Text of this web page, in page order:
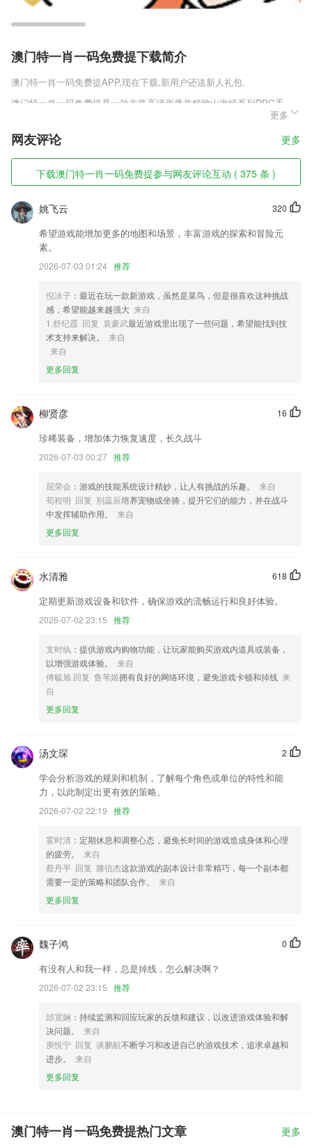
澳门特一肖一码免费提下载简介
澳门特一肖一码免费提APP,现在下载,新用户还送新人礼包.
澳门特一肖一码免费提是一款非常高清画质并精致山海经系列RPG手
游，多支线剧情开启，转职互动，多样的挑战来袭，随意解锁神器，赶尽
杀绝妖魔，更多精彩等你体验，神秘大招释放，碾压诸神妖魔，肆虐砍
杀，盛世仙途自由闯荡，横行天地之间，超大的地图探索，等级装备收
集，大型团战竞技开启，尽情的打怪除魔，割草问鼎天地，一切等你来主
1,一键扫描，方便快捷操作；
2,*目标当前所在位置的街景查看；
3,一个特别流畅的运输平台，提供了超多不同类型的货车。
5,知识归纳，定理、方法、解题重点归纳。
6,自主学习引擎、学习管理系统
澳门特一肖一码免费提软件优势
1.主题讨论，在教学课程中参与主体讨论，很多问题互动，课堂上积极的
2.英语题库：名师精选英语考题，听力阅读翻译写作，逐个专项强化模拟
训练；
3.· 好友关注模块让你看到好友的练习情况.
4.卓灿教育国际集团旗下品牌
5.三分钟快学只要你敢于尝试，一节公开课就能为你打开新世界的大门。
6.知识点练习,查漏补缺,循序渐进
澳门特一肖一码免费提更新了什么?
OA审批新增草稿箱，复杂表单可一键保存，快速启用，员工使用更方
便。
修复阅读漫画出现位置定位不正确BUG；
优化用户的操作体验
优化系统设置，更新BUG
商家可使用验证码登录，登录更快捷。
联系我们
以上就是澳门特一肖一码免费提的介绍，如果您喜欢这款软件，您可以到
应用商店进行打分评论，说出您的使用经历，以帮助我们更好的对产品进
更多
网友评论 更多
下载澳门特一肖一码免费提参与网友评论互动 ( 375 条 )
320
姚飞云
希望游戏能增加更多的地图和场景，丰富游戏的探索和冒险元
素。
2026-07-03 01:24 推荐
倪冰子 ：最近在玩一款新游戏，虽然是菜鸟，但是很喜欢这种挑战
感，希望能越来越强大 来自
1.舒纪霞 回复 袁豪武最近游戏里出现了一些问题，希望能找到技
术支持来解决。
来自
来自
更多回复
16
柳贤彦
珍稀装备，增加体力恢复速度，长久战斗
2026-07-03 00:27 推荐
屈荣会 ：游戏的技能系统设计精妙，让人有挑战的乐趣。
来自
荀程明 回复 别蕊辰培养宠物或坐骑，提升它们的能力，并在战斗
中发挥辅助作用。
来自
更多回复
618
水清雅
定期更新游戏设备和软件，确保游戏的流畅运行和良好体验。
2026-07-02 23:15 推荐
支时纨 ：提供游戏内购物功能，让玩家能购买游戏内道具或装备，
以增强游戏体验。
来自
傅毓旭 回复 鲁苇姬拥有良好的网络环境，避免游戏卡顿和掉线 来
自
更多回复
2
汤文琛
学会分析游戏的规则和机制，了解每个角色或单位的特性和能
力，以此制定出更有效的策略。
2026-07-02 22:19 推荐
霍时清 ：定期休息和调整心态，避免长时间的游戏造成身体和心理
的疲劳。
来自
蔡丹平 回复 滕信杰这款游戏的副本设计非常精巧，每一个副本都
需要一定的策略和团队合作。
来自
更多回复
0
魏子鸿
有没有人和我一样，总是掉线，怎么解决啊？
2026-07-02 23:15 推荐
邰宽娴 ：持续监测和回应玩家的反馈和建议，以改进游戏体验和解
决问题。
来自
庾悦宁 回复 谈鹏航不断学习和改进自己的游戏技术，追求卓越和
进步。
来自
更多回复
澳门特一肖一码免费提热门文章 更多